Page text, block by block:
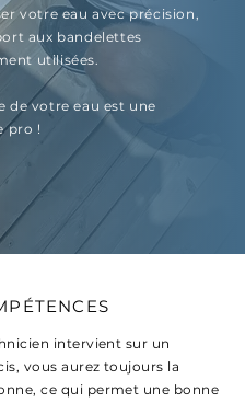
votre eau avec précision,
aux bandelettes
utilisées.
de votre eau est une
pro !
intervient sur un
vous aurez toujours la
ce qui permet une bonne